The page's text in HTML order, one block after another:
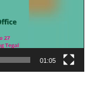
01:05